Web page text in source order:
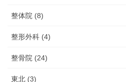
整体院 (8)
整形外科 (4)
整骨院 (24)
東北 (3)